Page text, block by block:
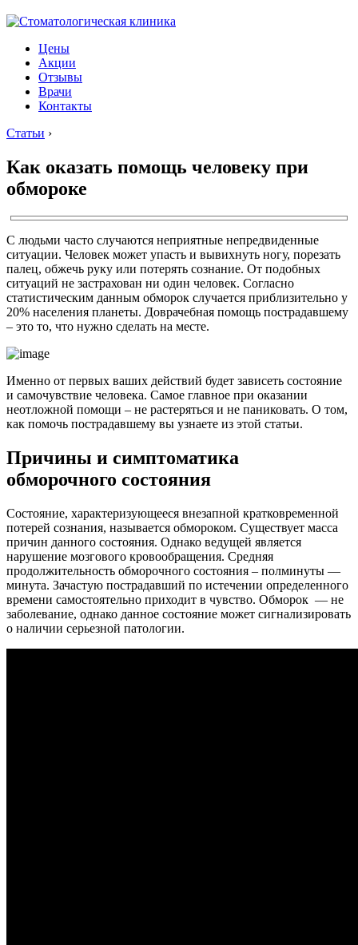
Цены
Акции
Отзывы
Врачи
Контакты
Статьи ›
Как оказать помощь человеку при
обмороке
С людьми часто случаются неприятные непредвиденные
ситуации. Человек может упасть и вывихнуть ногу, порезать
палец, обжечь руку или потерять сознание. От подобных
ситуаций не застрахован ни один человек. Согласно
статистическим данным обморок случается приблизительно у
20% населения планеты. Доврачебная помощь пострадавшему
– это то, что нужно сделать на месте.
Именно от первых ваших действий будет зависеть состояние
и самочувствие человека. Самое главное при оказании
неотложной помощи – не растеряться и не паниковать. О том,
как помочь пострадавшему вы узнаете из этой статьи.
Причины и симптоматика
обморочного состояния
Состояние, характеризующееся внезапной кратковременной
потерей сознания, называется обмороком. Существует масса
причин данного состояния. Однако ведущей является
нарушение мозгового кровообращения. Средняя
продолжительность обморочного состояния – полминуты —
минута. Зачастую пострадавший по истечении определенного
времени самостоятельно приходит в чувство. Обморок — не
заболевание, однако данное состояние может сигнализировать
о наличии серьезной патологии.